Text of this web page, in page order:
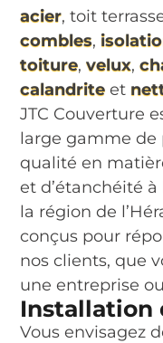
acier, toit
combles,
toiture,velux,
calandrite et
JTC Couverture
large gamme de
qualité en
et d’étanchéité à
la région de
conçus pour
nos clients, que
une entreprise
Installation
Vous envisagez